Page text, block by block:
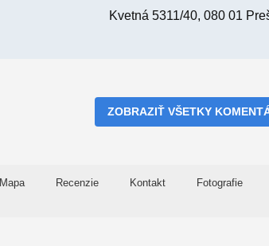
Kvetná 5311/40, 080 01
ZOBRAZIŤ VŠETKY
Mapa Recenzie Kontakt Fotografie